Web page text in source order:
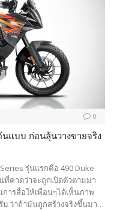
0
แบบ ก่อนลุ้นวางขายจริง
รุ่นแรกคือ 490 Duke
ที่คาดว่าจะถูกเปิดตัวตามมา
ารสื่อให้เพื่อนๆได้เห็นภาพ
ว่าถ้ามันถูกสร้างจริงขึ้นมา…